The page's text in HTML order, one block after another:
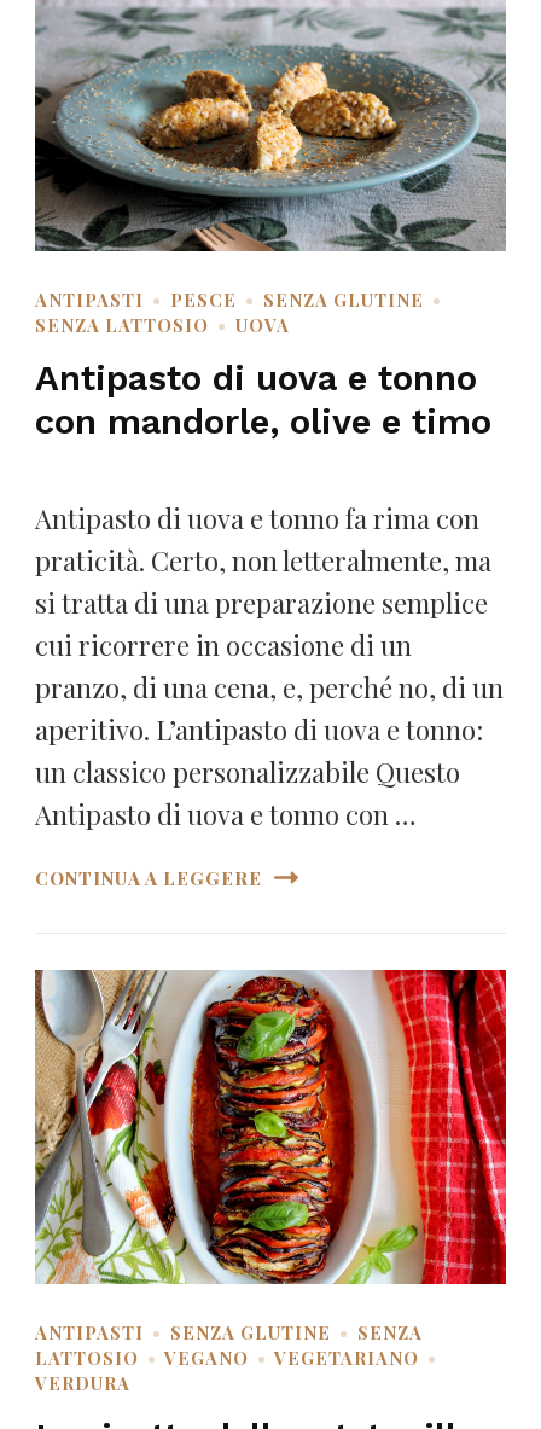
ANTIPASTI PESCE
SENZA GLUTINE
SENZA LATTOSIO
UOVA
Antipasto di uova e tonno
con mandorle, olive e timo
Antipasto di uova e tonno fa rima con
praticità. Certo, non letteralmente, ma
si tratta di una preparazione semplice
cui ricorrere in occasione di un
pranzo, di una cena, e, perché no, di un
aperitivo. L’antipasto di uova e tonno:
un classico personalizzabile Questo
Antipasto di uova e tonno con …
CONTINUA A LEGGERE
ANTIPASTI SENZA GLUTINE
SENZA
LATTOSIO
VEGANO
VEGETARIANO
VERDURA